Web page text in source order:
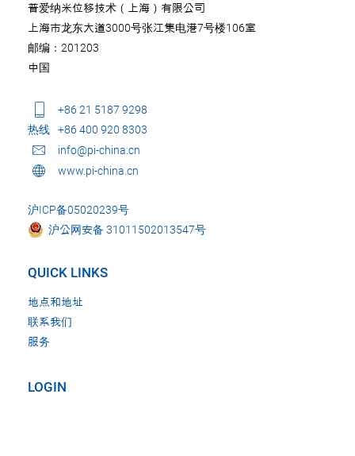
普爱纳米位移技术（上海）有限公司
上海市龙东大道3000号张江集电港7号楼106室
邮编：201203
中国
+86 21 5187 9298
热线
+86 400 920 8303
info@pi-china.cn
www.pi-china.cn
沪ICP备05020239号
沪公网安备 31011502013547号
QUICK LINKS
地点和地址
联系我们
服务
LOGIN